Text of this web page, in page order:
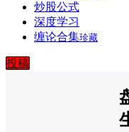
炒股公式
深度学习
缠论合集珍藏
投稿